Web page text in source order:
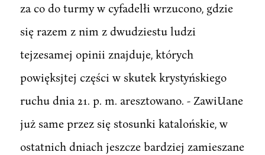
za co do turmy w cyfadelłi wrzucono, gdzie
się razem z nim z dwudziestu ludzi
tejzesamej opinii znajduje, których
powięksjtej części w skutek krystyńskiego
ruchu dnia 21. p. m. aresztowano. - ZawiUane
już same przez się stosunki katalońskie, w
ostatnich dniach jeszcze bardziej zamieszane